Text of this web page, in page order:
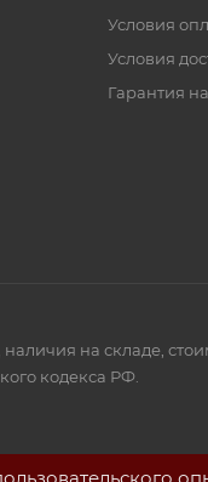
Условия
Условия
Гарантия
на складе,
кодекса РФ.